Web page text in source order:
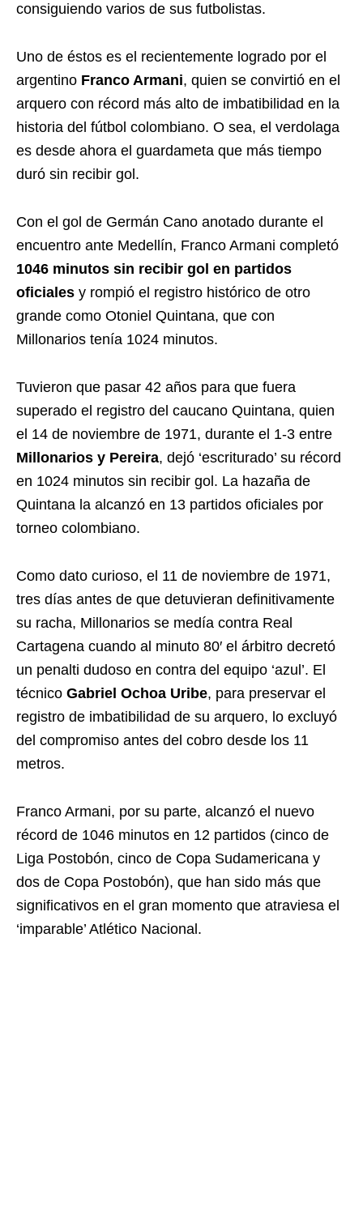
consiguiendo varios de sus futbolistas.
Uno de éstos es el recientemente logrado por el
argentino Franco Armani, quien se convirtió en el
arquero con récord más alto de imbatibilidad en la
historia del fútbol colombiano. O sea, el verdolaga
es desde ahora el guardameta que más tiempo
duró sin recibir gol.
Con el gol de Germán Cano anotado durante el
encuentro ante Medellín, Franco Armani completó
1046 minutos sin recibir gol en partidos
oficiales y rompió el registro histórico de otro
grande como Otoniel Quintana, que con
Millonarios tenía 1024 minutos.
Tuvieron que pasar 42 años para que fuera
superado el registro del caucano Quintana, quien
el 14 de noviembre de 1971, durante el 1-3 entre
Millonarios y Pereira, dejó ‘escriturado’ su récord
en 1024 minutos sin recibir gol. La hazaña de
Quintana la alcanzó en 13 partidos oficiales por
torneo colombiano.
Como dato curioso, el 11 de noviembre de 1971,
tres días antes de que detuvieran definitivamente
su racha, Millonarios se medía contra Real
Cartagena cuando al minuto 80′ el árbitro decretó
un penalti dudoso en contra del equipo ‘azul’. El
técnico Gabriel Ochoa Uribe, para preservar el
registro de imbatibilidad de su arquero, lo excluyó
del compromiso antes del cobro desde los 11
metros.
Franco Armani, por su parte, alcanzó el nuevo
récord de 1046 minutos en 12 partidos (cinco de
Liga Postobón, cinco de Copa Sudamericana y
dos de Copa Postobón), que han sido más que
significativos en el gran momento que atraviesa el
‘imparable’ Atlético Nacional.